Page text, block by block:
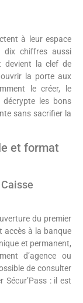
à leur espace
dix chiffres aussi
devient la clef de
la porte aux
le créer, le
les bons
sans sacrifier la
et format
du premier
accès à la banque
et permanent,
d’agence ou
de consulter
Sécur’Pass : il est